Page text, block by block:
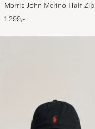
Morris John Merino Half Zip
Khaki
1 299,-